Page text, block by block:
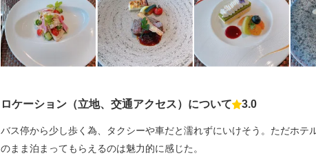
ロケーション（立地、交通アクセス）について 点数
3.0
バス停から少し歩く為、タクシーや車だと濡れずにいけそう。ただホテ
のまま泊まってもらえるのは魅力的に感じた。